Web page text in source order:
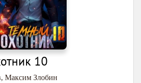
10
, Максим Злобин